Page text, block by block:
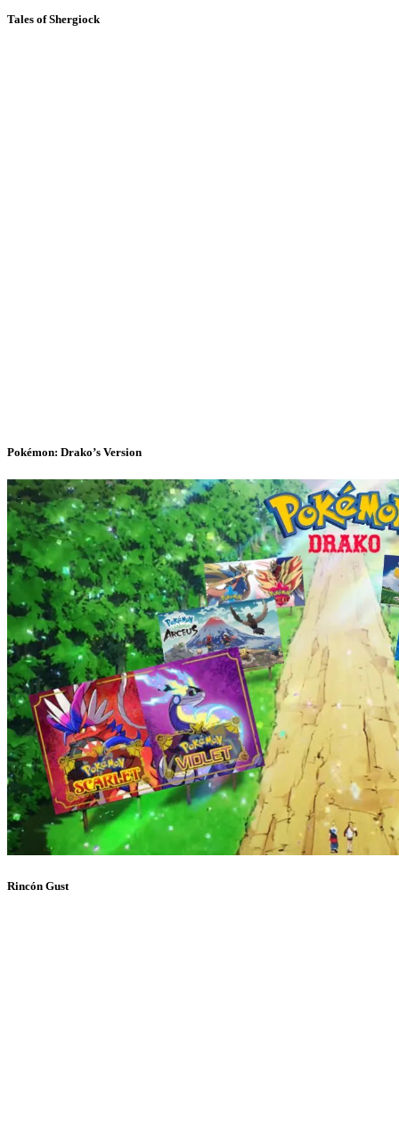
Tales of Shergiock
Pokémon: Drako’s Version
Rincón Gust